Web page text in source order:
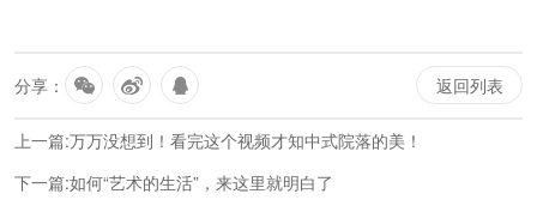
分享： 返回列表
上一篇:万万没想到！看完这个视频才知中式院落的美！
下一篇:如何“艺术的生活”，来这里就明白了